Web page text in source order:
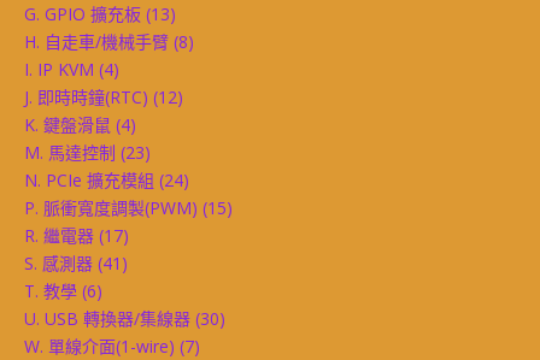
G. GPIO 擴充板 (13)
H. 自走車/機械手臂 (8)
I. IP KVM (4)
J. 即時時鐘(RTC) (12)
K. 鍵盤滑鼠 (4)
M. 馬達控制 (23)
N. PCIe 擴充模組 (24)
P. 脈衝寬度調製(PWM) (15)
R. 繼電器 (17)
S. 感測器 (41)
T. 教學 (6)
U. USB 轉換器/集線器 (30)
W. 單線介面(1-wire) (7)